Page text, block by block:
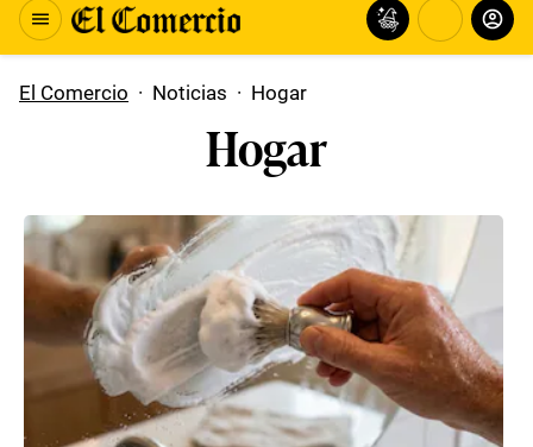
El Comercio · Noticias · Hogar
Hogar